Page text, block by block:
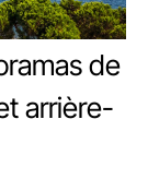
de
arrière-